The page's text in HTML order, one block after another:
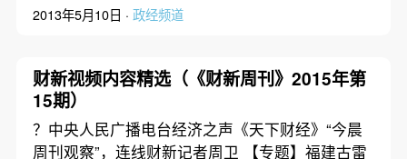
2013年5月10日 · 政经频道
财新视频内容精选（《财新周刊》2015年第
15期）
？中央人民广播电台经济之声《天下财经》“今晨
周刊观察”，连线财新记者周卫 【专题】福建古雷